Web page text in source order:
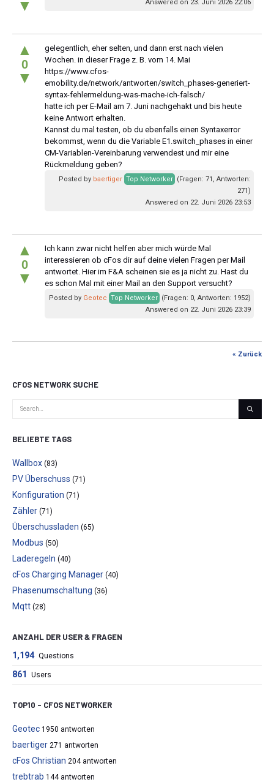
▼ Answered on 23. Juni 2026 22:06
▲
0
▼
gelegentlich, eher selten, und dann erst nach vielen
Wochen. in dieser Frage z. B. vom 14. Mai
https://www.cfos-
emobility.de/network/antworten/switch_phases-generiert-
syntax-fehlermeldung-was-mache-ich-falsch/
hatte ich per E-Mail am 7. Juni nachgehakt und bis heute
keine Antwort erhalten.
Kannst du mal testen, ob du ebenfalls einen Syntaxerror
bekommst, wenn du die Variable E1.switch_phases in einer
CM-Variablen-Vereinbarung verwendest und mir eine
Rückmeldung geben?
Posted by baertiger Top Networker (Fragen: 71, Antworten:
271)
Answered on 22. Juni 2026 23:53
▲
0
▼
Ich kann zwar nicht helfen aber mich würde Mal
interessieren ob cFos dir auf deine vielen Fragen per Mail
antwortet. Hier im F&A scheinen sie es ja nicht zu. Hast du
es schon Mal mit einer Mail an den Support versucht?
Posted by Geotec Top Networker (Fragen: 0, Antworten: 1952)
Answered on 22. Juni 2026 23:39
« Zurück
CFOS NETWORK SUCHE
BELIEBTE TAGS
Wallbox (83)
PV Überschuss (71)
Konfiguration (71)
Zähler (71)
Überschussladen (65)
Modbus (50)
Laderegeln (40)
cFos Charging Manager (40)
Phasenumschaltung (36)
Mqtt (28)
ANZAHL DER USER & FRAGEN
1,194 Questions
861 Users
TOP10 – CFOS NETWORKER
Geotec 1950 antworten
baertiger 271 antworten
cFos Christian 204 antworten
trebtrab 144 antworten